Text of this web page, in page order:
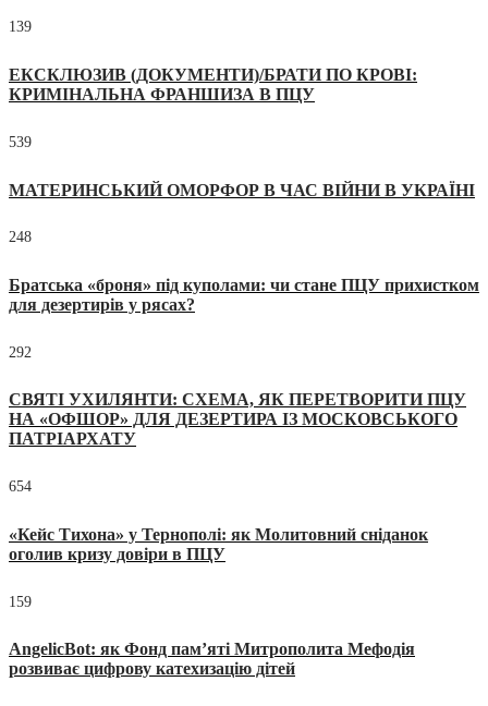
139
ЕКСКЛЮЗИВ (ДОКУМЕНТИ)/БРАТИ ПО КРОВІ:
КРИМІНАЛЬНА ФРАНШИЗА В ПЦУ
539
МАТЕРИНСЬКИЙ ОМОРФОР В ЧАС ВІЙНИ В УКРАЇНІ
248
Братська «броня» під куполами: чи стане ПЦУ прихистком
для дезертирів у рясах?
292
СВЯТІ УХИЛЯНТИ: СХЕМА, ЯК ПЕРЕТВОРИТИ ПЦУ
НА «ОФШОР» ДЛЯ ДЕЗЕРТИРА ІЗ МОСКОВСЬКОГО
ПАТРІАРХАТУ
654
«Кейс Тихона» у Тернополі: як Молитовний сніданок
оголив кризу довіри в ПЦУ
159
AngelicBot: як Фонд пам’яті Митрополита Мефодія
розвиває цифрову катехизацію дітей